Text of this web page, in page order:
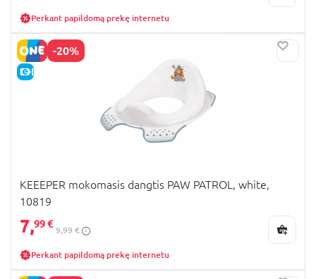
Perkant papildomą prekę internetu
-20%
E-KAINA
KEEEPER mokomasis dangtis PAW PATROL, white,
10819
7,99 €
9,99 €
Perkant papildomą prekę internetu